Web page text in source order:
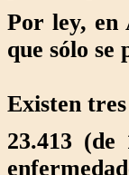
Por ley, en
que sólo se
Existen
23.413